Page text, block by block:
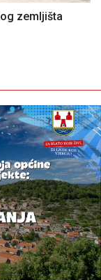
zemljišta